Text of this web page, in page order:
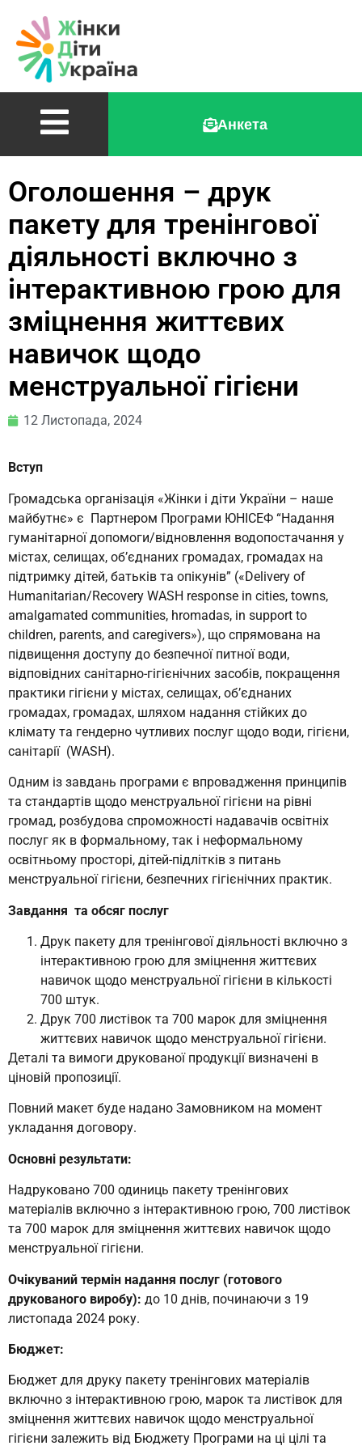
Анкета
Оголошення – друк
пакету для тренінгової
діяльності включно з
інтерактивною грою для
зміцнення життєвих
навичок щодо
менструальної гігієни
12 Листопада, 2024
Вступ
Громадська організація «Жінки і діти України – наше
майбутнє» є Партнером Програми ЮНІСЕФ “Надання
гуманітарної допомоги/відновлення водопостачання у
містах, селищах, об’єднаних громадах, громадах на
підтримку дітей, батьків та опікунів” («Delivery of
Humanitarian/Recovery WASH response in cities, towns,
amalgamated communities, hromadas, in support to
children, parents, and caregivers»), що спрямована на
підвищення доступу до безпечної питної води,
відповідних санітарно-гігієнічних засобів, покращення
практики гігієни у містах, селищах, об’єднаних
громадах, громадах, шляхом надання стійких до
клімату та гендерно чутливих послуг щодо води, гігієни,
санітарії (WASH).
Одним із завдань програми є впровадження принципів
та стандартів щодо менструальної гігієни на рівні
громад, розбудова спроможності надавачів освітніх
послуг як в формальному, так і неформальному
освітньому просторі, дітей-підлітків з питань
менструальної гігієни, безпечних гігієнічних практик.
Завдання та обсяг послуг
Друк пакету для тренінгової діяльності включно з
інтерактивною грою для зміцнення життєвих
навичок щодо менструальної гігієни в кількості
700 штук.
Друк 700 листівок та 700 марок для зміцнення
життєвих навичок щодо менструальної гігієни.
Деталі та вимоги друкованої продукції визначені в
ціновій пропозиції.
Повний макет буде надано Замовником на момент
укладання договору.
Основні результати:
Надруковано 700 одиниць пакету тренінгових
матеріалів включно з інтерактивною грою, 700 листівок
та 700 марок для зміцнення життєвих навичок щодо
менструальної гігієни.
Очікуваний термін надання послуг (готового
друкованого виробу): до 10 днів, починаючи з 19
листопада 2024 року.
Бюджет:
Бюджет для друку пакету тренінгових матеріалів
включно з інтерактивною грою, марок та листівок для
зміцнення життєвих навичок щодо менструальної
гігієни залежить від Бюджету Програми на ці цілі та